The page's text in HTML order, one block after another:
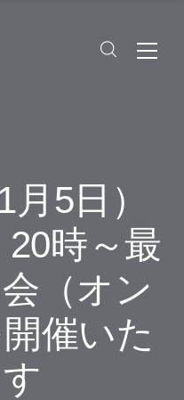
月5日）
時～最
（オン
催いた